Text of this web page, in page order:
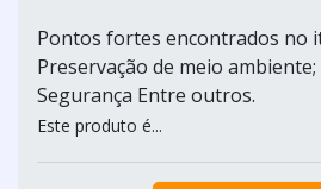
Pontos fortes encontrados no
Preservação de meio ambiente;
Segurança Entre outros.
Este produto é...